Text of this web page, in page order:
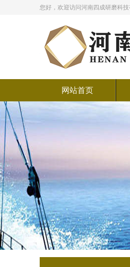
您好，欢迎访问河南四成研磨科
网站首页